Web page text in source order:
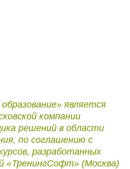
является
компании
решений в области
по соглашению с
разработанных
«ТренингСофт» (Москва)